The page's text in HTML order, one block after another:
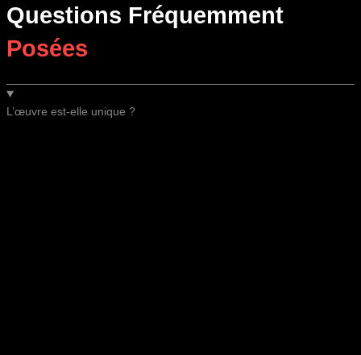
Questions Fréquemment
Posées
L’œuvre est-elle unique ?